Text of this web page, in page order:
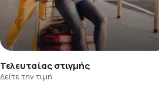
Τελευταίας στιγμής
Δείτε την τιμή